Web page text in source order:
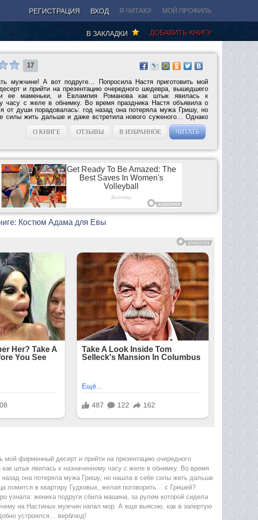
РЕГИСТРАЦИЯ ВХОД Я ЧИТАЮ! МОЙ ПРОФИЛЬ
ДОБАВИТЬ КНИГУ
В ЗАКЛАДКИ
17
мужчине! А вот подруге… Попросила Настя приготовить мой
и прийти на презентацию очередного шедевра, вышедшего
ее маменьки, и Евлампия Романова как штык явилась к
часу с желе в обнимку. Во время праздника Настя объявила о
от души порадовалась: год назад она потеряла мужа Гришу, но
силы жить дальше и даже встретила нового суженого… Однако
О КНИГЕ
ОТЗЫВЫ В ИЗБРАННОЕ ЧИТАТЬ
Костюм Адама для Евы
мой фирменный десерт и прийти на презентацию очередного
штык явилась к назначенному часу с желе в обнимку. Во время
она потеряла мужа Гришу, но нашла в себе силы жить дальше
ломится в квартиру Гудковых, желая поговорить… с Гришей?
узнала: жениха подруги сбила машина, за рулем которой сидела
на Настиных мужчин напал мор. А еще выясню, как в запертую
устроился… верблюд!